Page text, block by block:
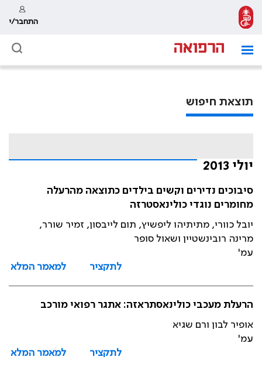
התחבר/י
תוצאת חיפוש
יולי 2013
סיבוכים נדירים וקשים בילדים כתוצאה מהרעלה
מחומרים נוגדי כולינאסטרזה
יובל כוורי, מתיתיהו ליפשיץ, תום לייבסון, זמיר שורר,
מרינה­­­­­­­­­­­­­­­­­ רובינשטיין ושאול סופר
עמ'
לתקציר
למאמר המלא
הרעלת מעכבי כולינאסתראזה: אתגר רפואי מורכב
אופיר לבון ורם שגיא
עמ'
לתקציר
למאמר המלא